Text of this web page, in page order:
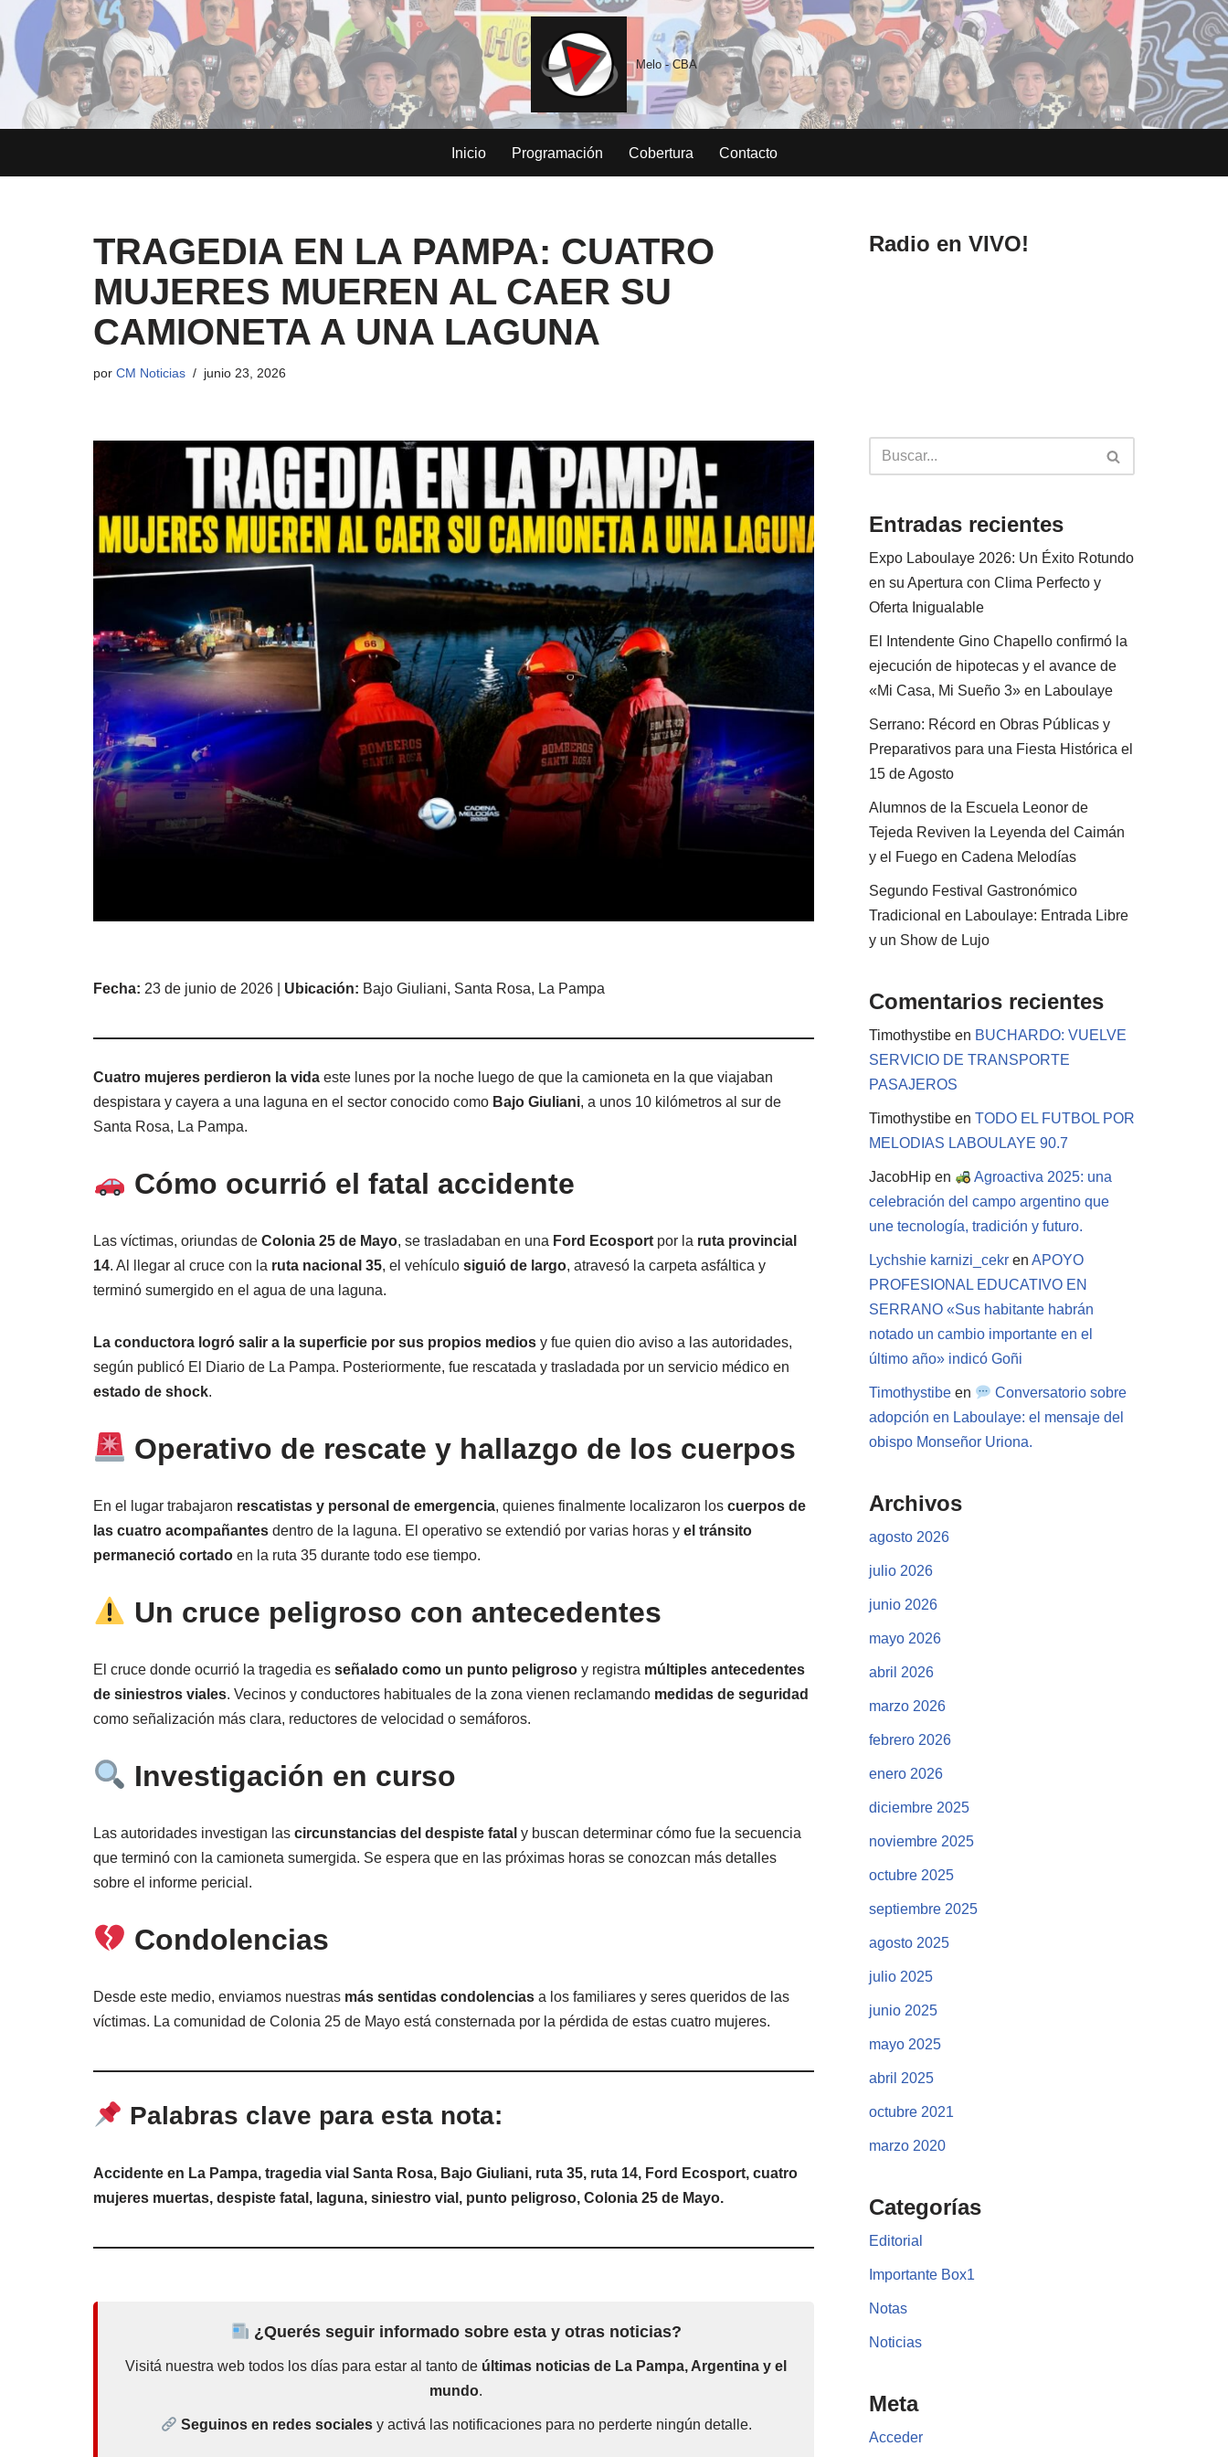
Saltar
al
contenido
Melo - CBA
Inicio Programación Cobertura Contacto
TRAGEDIA EN LA PAMPA: CUATRO
MUJERES MUEREN AL CAER SU
CAMIONETA A UNA LAGUNA
por CM Noticias junio 23, 2026
Fecha: 23 de junio de 2026 | Ubicación: Bajo Giuliani, Santa Rosa, La Pampa
Cuatro mujeres perdieron la vida este lunes por la noche luego de que la camioneta en la que viajaban
despistara y cayera a una laguna en el sector conocido como Bajo Giuliani, a unos 10 kilómetros al sur de
Santa Rosa, La Pampa.
Cómo ocurrió el fatal accidente
Las víctimas, oriundas de Colonia 25 de Mayo, se trasladaban en una Ford Ecosport por la ruta provincial
14. Al llegar al cruce con la ruta nacional 35, el vehículo siguió de largo, atravesó la carpeta asfáltica y
terminó sumergido en el agua de una laguna.
La conductora logró salir a la superficie por sus propios medios y fue quien dio aviso a las autoridades,
según publicó El Diario de La Pampa. Posteriormente, fue rescatada y trasladada por un servicio médico en
estado de shock.
Operativo de rescate y hallazgo de los cuerpos
En el lugar trabajaron rescatistas y personal de emergencia, quienes finalmente localizaron los cuerpos de
las cuatro acompañantes dentro de la laguna. El operativo se extendió por varias horas y el tránsito
permaneció cortado en la ruta 35 durante todo ese tiempo.
Un cruce peligroso con antecedentes
El cruce donde ocurrió la tragedia es señalado como un punto peligroso y registra múltiples antecedentes
de siniestros viales. Vecinos y conductores habituales de la zona vienen reclamando medidas de seguridad
como señalización más clara, reductores de velocidad o semáforos.
Investigación en curso
Las autoridades investigan las circunstancias del despiste fatal y buscan determinar cómo fue la secuencia
que terminó con la camioneta sumergida. Se espera que en las próximas horas se conozcan más detalles
sobre el informe pericial.
Condolencias
Desde este medio, enviamos nuestras más sentidas condolencias a los familiares y seres queridos de las
víctimas. La comunidad de Colonia 25 de Mayo está consternada por la pérdida de estas cuatro mujeres.
Palabras clave para esta nota:
Accidente en La Pampa, tragedia vial Santa Rosa, Bajo Giuliani, ruta 35, ruta 14, Ford Ecosport, cuatro
mujeres muertas, despiste fatal, laguna, siniestro vial, punto peligroso, Colonia 25 de Mayo.
¿Querés seguir informado sobre esta y otras noticias?
Visitá nuestra web todos los días para estar al tanto de últimas noticias de La Pampa, Argentina y el
mundo.
Seguinos en redes socialesy activá las notificaciones para no perderte ningún detalle.
Radio en VIVO!
Entradas recientes
Expo Laboulaye 2026: Un Éxito Rotundo
en su Apertura con Clima Perfecto y
Oferta Inigualable
El Intendente Gino Chapello confirmó la
ejecución de hipotecas y el avance de
«Mi Casa, Mi Sueño 3» en Laboulaye
Serrano: Récord en Obras Públicas y
Preparativos para una Fiesta Histórica el
15 de Agosto
Alumnos de la Escuela Leonor de
Tejeda Reviven la Leyenda del Caimán
y el Fuego en Cadena Melodías
Segundo Festival Gastronómico
Tradicional en Laboulaye: Entrada Libre
y un Show de Lujo
Comentarios recientes
Timothystibe en BUCHARDO: VUELVE
SERVICIO DE TRANSPORTE
PASAJEROS
Timothystibe en TODO EL FUTBOL POR
MELODIAS LABOULAYE 90.7
JacobHip en
Agroactiva 2025: una
celebración del campo argentino que
une tecnología, tradición y futuro.
Lychshie karnizi_cekr en APOYO
PROFESIONAL EDUCATIVO EN
SERRANO «Sus habitante habrán
notado un cambio importante en el
último año» indicó Goñi
Timothystibe en
Conversatorio sobre
adopción en Laboulaye: el mensaje del
obispo Monseñor Uriona.
Archivos
agosto 2026
julio 2026
junio 2026
mayo 2026
abril 2026
marzo 2026
febrero 2026
enero 2026
diciembre 2025
noviembre 2025
octubre 2025
septiembre 2025
agosto 2025
julio 2025
junio 2025
mayo 2025
abril 2025
octubre 2021
marzo 2020
Categorías
Editorial
Importante Box1
Notas
Noticias
Meta
Acceder